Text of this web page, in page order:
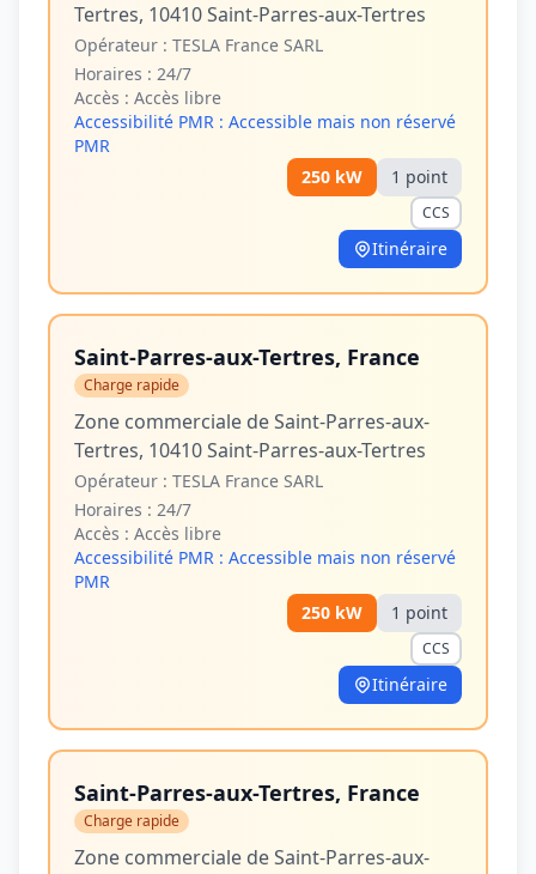
Tertres, 10410 Saint-Parres-aux-Tertres
Opérateur : TESLA France SARL
Horaires : 24/7
Accès : Accès libre
Accessibilité PMR : Accessible mais non réservé
PMR
250 kW 1 point
CCS
Itinéraire
Saint-Parres-aux-Tertres, France
Charge rapide
Zone commerciale de Saint-Parres-aux-
Tertres, 10410 Saint-Parres-aux-Tertres
Opérateur : TESLA France SARL
Horaires : 24/7
Accès : Accès libre
Accessibilité PMR : Accessible mais non réservé
PMR
250 kW 1 point
CCS
Itinéraire
Saint-Parres-aux-Tertres, France
Charge rapide
Zone commerciale de Saint-Parres-aux-